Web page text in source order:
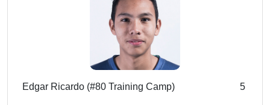
Edgar Ricardo (#80 Training Camp) 5